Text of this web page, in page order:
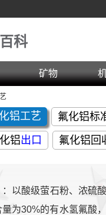
科
矿物
铝工艺
氟化铝标
铝出口 氟化铝回
以酸级萤石粉、浓硫
为30%的有水氢氟酸